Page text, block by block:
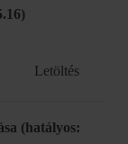
Letöltés
(hatályos: